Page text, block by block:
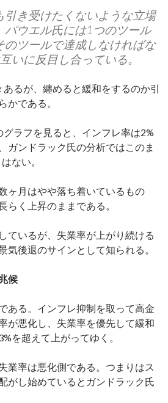
引き受けたくないような立場
パウエル氏には1つのツール
のツールで達成しなければな
いに反目し合っている。
るが、纏めると緩和をするのか引
かである。
ラフを見ると、インフレ率は2%
ガンドラック氏の分析ではこのま
ない。
ヶ月はやや落ち着いているもの
らく上昇のままである。
ているが、失業率が上がり続ける
気後退のサインとして知られる。
候
ある。インフレ抑制を取って高金
が悪化し、失業率を優先して緩和
を超えて上がってゆく。
業率は悪化側である。つまりはス
がし始めているとガンドラック氏